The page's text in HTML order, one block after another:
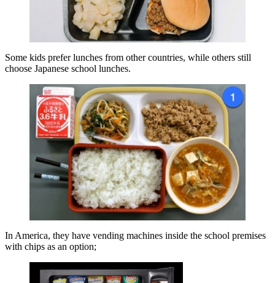
Some kids prefer lunches from other countries, while others still
choose Japanese school lunches.
In America, they have vending machines inside the school premises
with chips as an option;